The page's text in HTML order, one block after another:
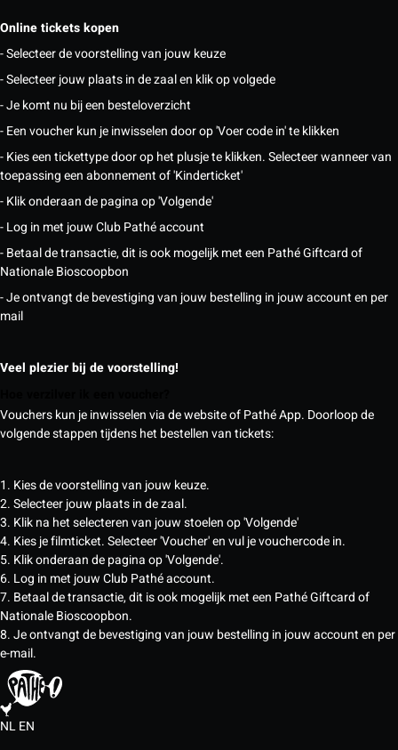
Online tickets kopen
- Selecteer de voorstelling van jouw keuze
- Selecteer jouw plaats in de zaal en klik op volgede
- Je komt nu bij een besteloverzicht
- Een voucher kun je inwisselen door op 'Voer code in' te klikken
- Kies een tickettype door op het plusje te klikken. Selecteer wanneer van
toepassing een abonnement of 'Kinderticket'
- Klik onderaan de pagina op 'Volgende'
- Log in met jouw Club Pathé account
- Betaal de transactie, dit is ook mogelijk met een Pathé Giftcard of
Nationale Bioscoopbon
- Je ontvangt de bevestiging van jouw bestelling in jouw account en per
mail
Veel plezier bij de voorstelling!
Vouchers kun je inwisselen via de website of Pathé App. Doorloop de
volgende stappen tijdens het bestellen van tickets:
1. Kies de voorstelling van jouw keuze.
2. Selecteer jouw plaats in de zaal.
3. Klik na het selecteren van jouw stoelen op 'Volgende'
4. Kies je filmticket. Selecteer 'Voucher' en vul je vouchercode in.
5. Klik onderaan de pagina op 'Volgende'.
6. Log in met jouw Club Pathé account.
7. Betaal de transactie, dit is ook mogelijk met een Pathé Giftcard of
Nationale Bioscoopbon.
8. Je ontvangt de bevestiging van jouw bestelling in jouw account en per
e-mail.
NLEN